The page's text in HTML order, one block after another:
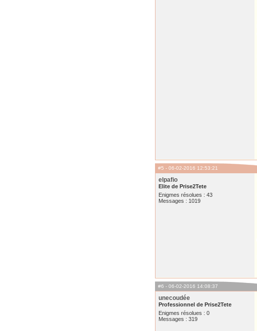
#5 - 06-02-2016 12:53:21
elpafio
Elite de Prise2Tete
Enigmes résolues : 43
Messages : 1019
#6 - 06-02-2016 14:08:37
unecoudée
Professionnel de Prise2Tete
Enigmes résolues : 0
Messages : 319